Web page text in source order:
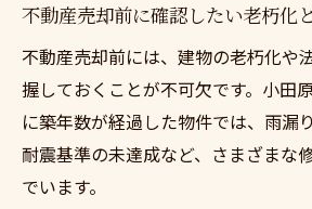
不動産売却前に確認したい老朽化
不動産売却前には、建物の老朽化や
握しておくことが不可欠です。小田
に築年数が経過した物件では、雨漏
耐震基準の未達成など、さまざまな
でいます。